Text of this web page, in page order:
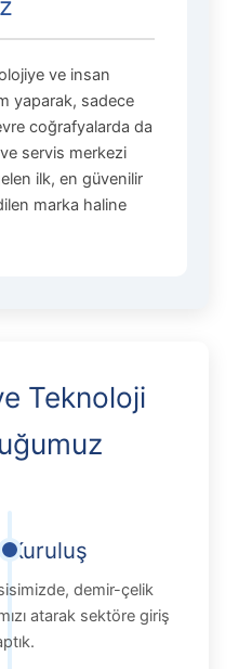
ve insan
yaparak, sadece
coğrafyalarda da
servis merkezi
ilk, en güvenilir
marka haline
Teknoloji
Kuruluş
demir-çelik
atarak sektöre giriş